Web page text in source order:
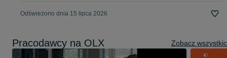
Odświeżono dnia 15 lipca 2026
Pracodawcy na OLX Zobacz